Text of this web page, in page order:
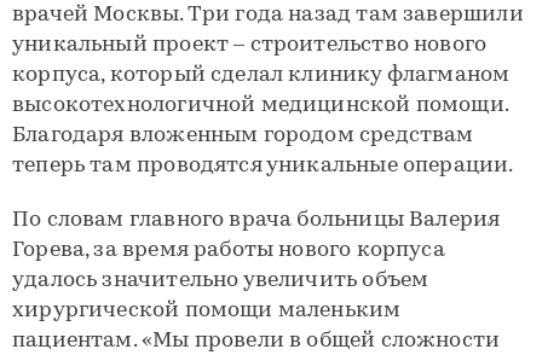
врачей Москвы. Три года назад там завершили
уникальный проект – строительство нового
корпуса, который сделал клинику флагманом
высокотехнологичной медицинской помощи.
Благодаря вложенным городом средствам
теперь там проводятся уникальные операции.
По словам главного врача больницы Валерия
Горева, за время работы нового корпуса
удалось значительно увеличить объем
хирургической помощи маленьким
пациентам. «Мы провели в общей сложности